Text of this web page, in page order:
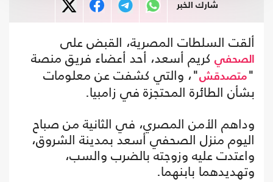
شارك الخبر
ألقت السلطات المصرية، القبض على
الصحفي كريم أسعد، أحد أعضاء فريق منصة
" متصدقش"، والتي كشفت عن معلومات
بشأن الطائرة المحتجزة في زامبيا.
وداهم الأمن المصري، في الثانية من صباح
اليوم منزل الصحفي أسعد بمدينة الشروق،
واعتدت عليه وزوجته بالضرب والسب،
وتهديدهما بابنهما.